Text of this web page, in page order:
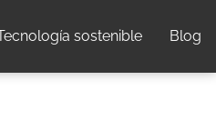
sostenible Blog